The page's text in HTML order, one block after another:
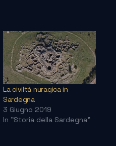
La civiltà nuragica in
Sardegna
3 Giugno 2019
In "Storia della Sardegna"